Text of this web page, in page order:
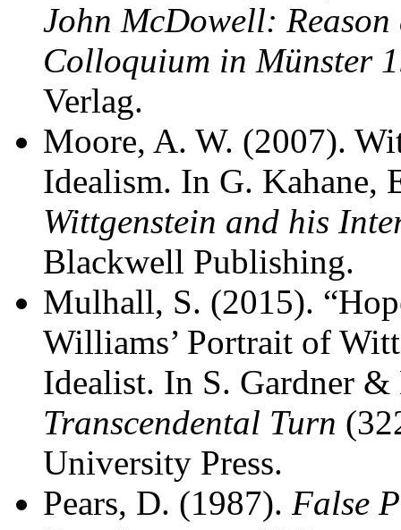
John McDowell:
Colloquium in Münster
Verlag.
Moore, A. W. (2007).
Idealism. In G. Kahane,
Wittgenstein and his
Blackwell Publishing.
Mulhall, S. (2015).
Williams’ Portrait of
Idealist. In S. Gardner
Transcendental Turn
University Press.
Pears, D. (1987). False